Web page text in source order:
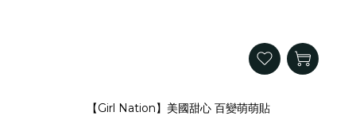
【Girl Nation】美國甜心 百變萌萌貼